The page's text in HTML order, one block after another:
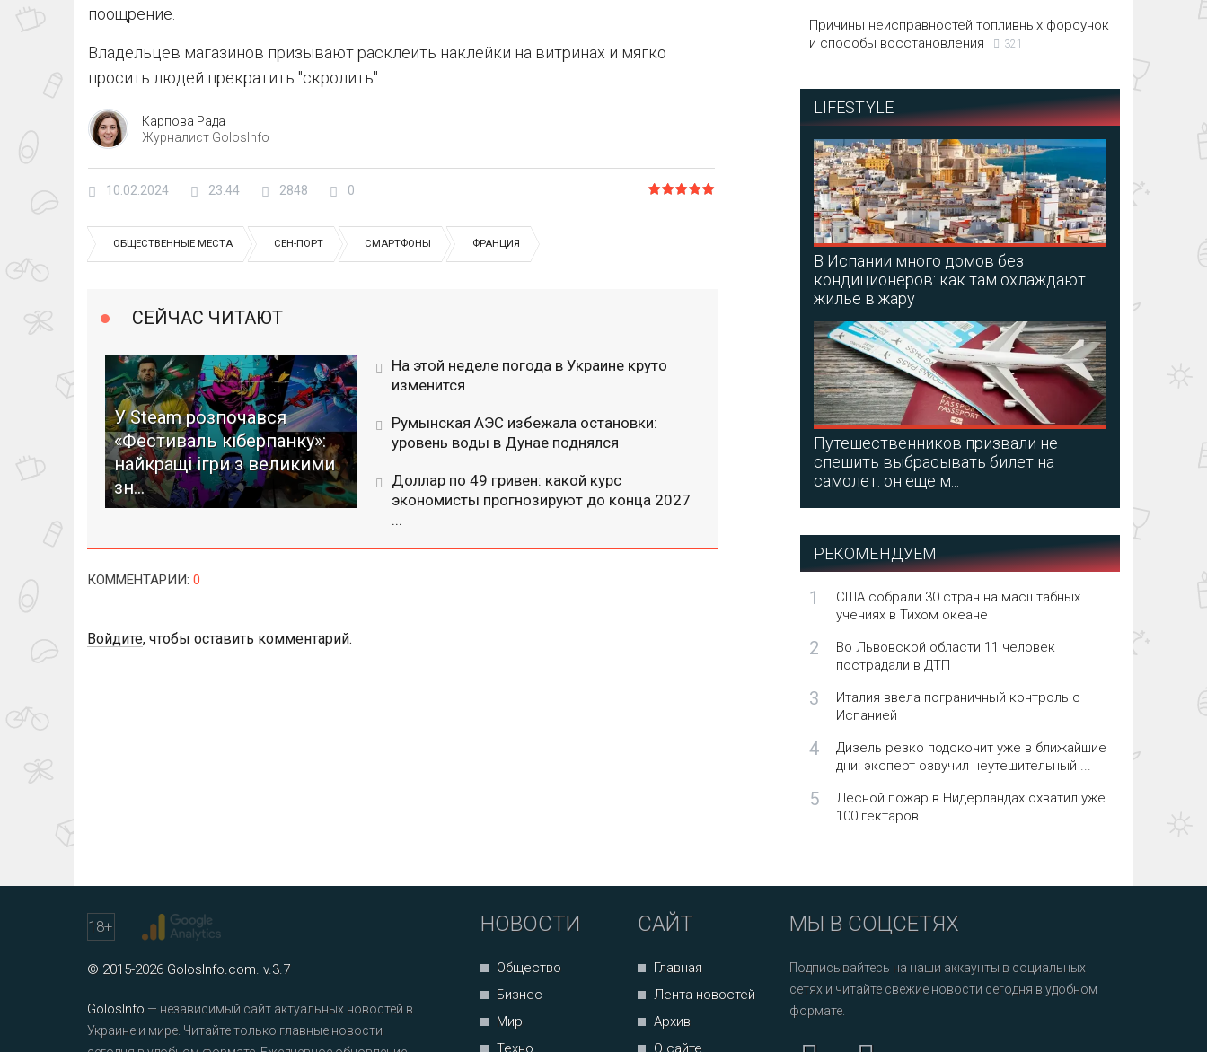
поощрение.
Владельцев магазинов призывают расклеить наклейки на витринах и мягко
просить людей прекратить "скролить".
Карпова Рада
Журналист GolosInfo
10.02.2024 23:44 2848 0
ОБЩЕСТВЕННЫЕ МЕСТА СЕН-ПОРТ СМАРТФОНЫ ФРАНЦИЯ
СЕЙЧАС ЧИТАЮТ
У Steam розпочався
«Фестиваль кіберпанку»:
найкращі ігри з великими
зн...
На этой неделе погода в Украине круто
изменится
Румынская АЭС избежала остановки:
уровень воды в Дунае поднялся
Доллар по 49 гривен: какой курс
экономисты прогнозируют до конца 2027
...
КОММЕНТАРИИ: 0
Войдите, чтобы оставить комментарий.
Причины неисправностей топливных форсунок
и способы восстановления
321
LIFESTYLE
В Испании много домов без
кондиционеров: как там охлаждают
жилье в жару
Путешественников призвали не
спешить выбрасывать билет на
самолет: он еще м...
РЕКОМЕНДУЕМ
1
США собрали 30 стран на масштабных
учениях в Тихом океане
2
Во Львовской области 11 человек
пострадали в ДТП
3
Италия ввела пограничный контроль с
Испанией
4
Дизель резко подскочит уже в ближайшие
дни: эксперт озвучил неутешительный ...
5
Лесной пожар в Нидерландах охватил уже
100 гектаров
18+
© 2015-2026 GolosInfo.com. v.3.7
GolosInfo — независимый сайт актуальных новостей в
Украине и мире. Читайте только главные новости
НОВОСТИ
Общество
Бизнес
Мир
Техно
САЙТ
Главная
Лента новостей
Архив
О сайте
МЫ В СОЦСЕТЯХ
Подписывайтесь на наши аккаунты в социальных
сетях и читайте свежие новости сегодня в удобном
формате.